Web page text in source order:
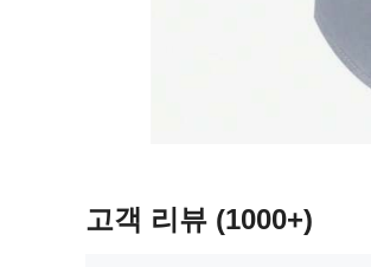
고객 리뷰 (1000+)